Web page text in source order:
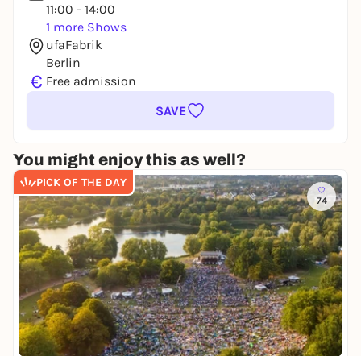
11:00 - 14:00
1 more Shows
ufaFabrik
Berlin
€ Free admission
SAVE
You might enjoy this as well?
PICK OF THE DAY
74